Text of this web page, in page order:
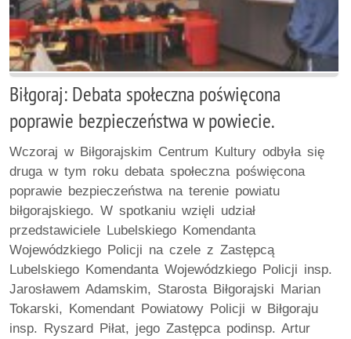
Biłgoraj: Debata społeczna poświęcona
poprawie bezpieczeństwa w powiecie.
Wczoraj w Biłgorajskim Centrum Kultury odbyła się
druga w tym roku debata społeczna poświęcona
poprawie bezpieczeństwa na terenie powiatu
biłgorajskiego. W spotkaniu wzięli udział
przedstawiciele Lubelskiego Komendanta
Wojewódzkiego Policji na czele z Zastępcą
Lubelskiego Komendanta Wojewódzkiego Policji insp.
Jarosławem Adamskim, Starosta Biłgorajski Marian
Tokarski, Komendant Powiatowy Policji w Biłgoraju
insp. Ryszard Piłat, jego Zastępca podinsp. Artur